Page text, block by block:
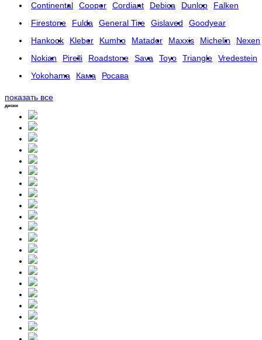
Continental
Cooper Cordiant Debica Dunlop
Falken
Firestone
Fulda General Tire Gislaved
Goodyear
Hankook
Kleber Kumho Matador Maxxis Michelin
Nexen
Nokian
Pirelli Roadstone Sava Toyo Triangle
Vredestein
Yokohama
Кама Росава
показать все
диски